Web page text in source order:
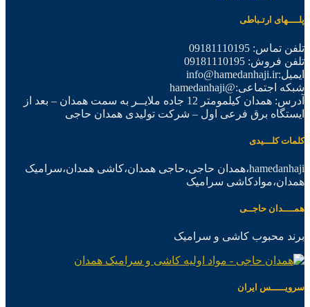
پلــــهای ارتـباطی
تلفن تماس: 09181110195
تلفن فروش: 09181110195
ایمیل:info@hamedanhaji.ir
شبکه اجتماعی:@hamedanhaji
آدرس: همدان کیلمومتر 12 جاده ملایــر به سمت همدان – بعد از
ایستگاه برق فرعی اول – شرکت تولیدی همدان حاجی
کلمات کلـــیدی
hamedanhaji،همدان حاجی،حاجی همدان،کاشی همدان،سرامیک
همدان،موادکاشی سرامیک
همــــدان حاجــی
برند محبوب کاشی و سرامیک
سرویـــــس ایران